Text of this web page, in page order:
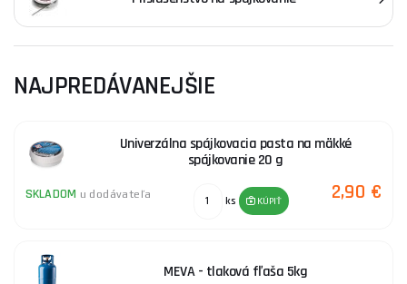
NAJPREDÁVANEJŠIE
Univerzálna spájkovacia pasta na mäkké
spájkovanie 20 g
SKLADOM u dodávateľa ks KÚPIŤ 2,90 €
MEVA - tlaková fľaša 5kg